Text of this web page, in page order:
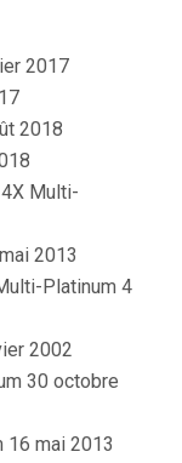
2017
2018
4X Multi-
2013
Platinum 4
2002
30 octobre
16 mai 2013